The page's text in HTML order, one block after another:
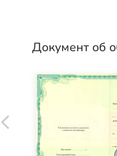
Документ об